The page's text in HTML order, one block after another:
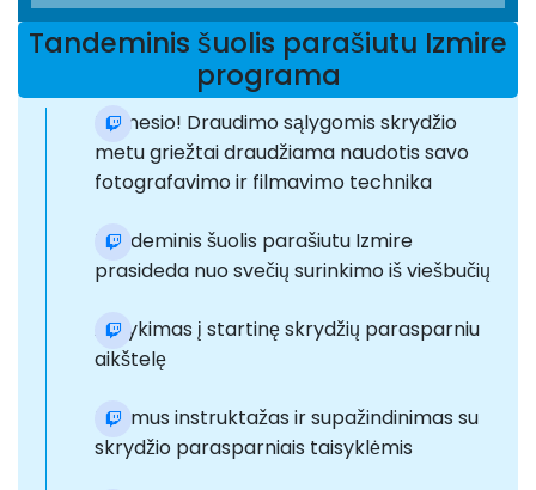
Tandeminis šuolis parašiutu Izmire
programa
Dėmesio! Draudimo sąlygomis skrydžio
metu griežtai draudžiama naudotis savo
fotografavimo ir filmavimo technika
Tandeminis šuolis parašiutu Izmire
prasideda nuo svečių surinkimo iš viešbučių
Atvykimas į startinę skrydžių parasparniu
aikštelę
Išsamus instruktažas ir supažindinimas su
skrydžio parasparniais taisyklėmis